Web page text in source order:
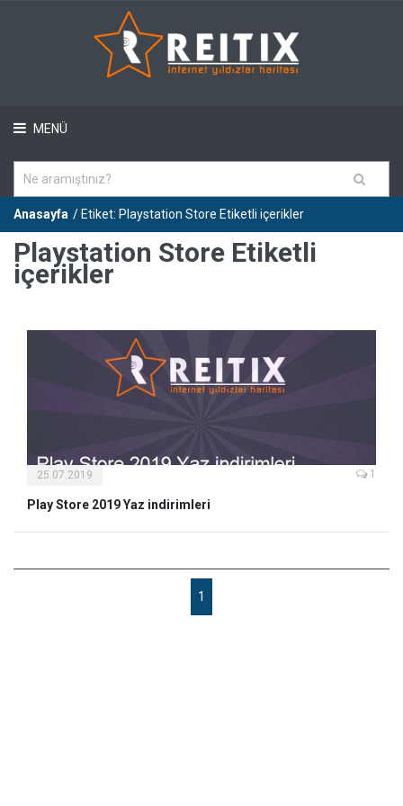
MENÜ
Anasayfa / Etiket: Playstation Store Etiketli içerikler
Playstation Store Etiketli
içerikler
25.07.2019 1
Play Store 2019 Yaz indirimleri
1